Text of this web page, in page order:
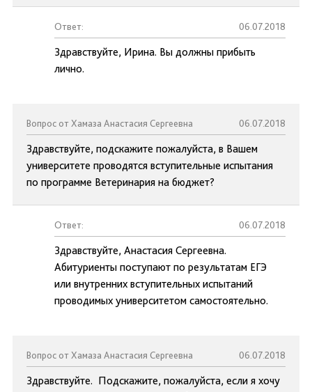
Ответ: 06.07.2018
Здравствуйте, Ирина. Вы должны прибыть
лично.
Вопрос от Хамаза Анастасия Сергеевна 06.07.2018
Здравствуйте, подскажите пожалуйста, в Вашем
университете проводятся вступительные испытания
по программе Ветеринария на бюджет?
Ответ: 06.07.2018
Здравствуйте, Анастасия Сергеевна.
Абитуриенты поступают по результатам ЕГЭ
или внутренних вступительных испытаний
проводимых университетом самостоятельно.
Вопрос от Хамаза Анастасия Сергеевна 06.07.2018
Здравствуйте. Подскажите, пожалуйста, если я хочу